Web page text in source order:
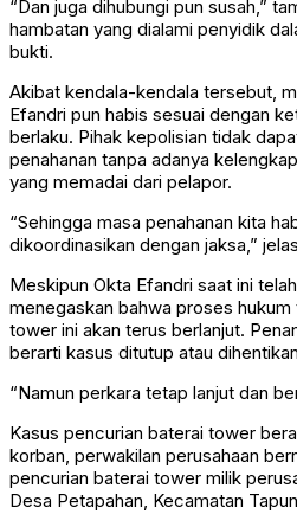
“Dan juga dihubungi pun susah,”
hambatan yang dialami penyidik
bukti.
Akibat kendala-kendala tersebut,
Efandri pun habis sesuai dengan
berlaku. Pihak kepolisian tidak
penahanan tanpa adanya
yang memadai dari pelapor.
“Sehingga masa penahanan kita
dikoordinasikan dengan jaksa,”
Meskipun Okta Efandri saat ini
menegaskan bahwa proses
tower ini akan terus berlanjut.
berarti kasus ditutup atau
“Namun perkara tetap lanjut dan
Kasus pencurian baterai tower
korban, perwakilan perusahaan
pencurian baterai tower milik
Desa Petapahan, Kecamatan